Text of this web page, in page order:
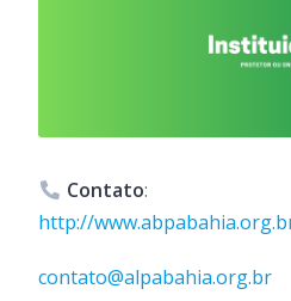
Contato:
http://
contato@alpabahia.org.br